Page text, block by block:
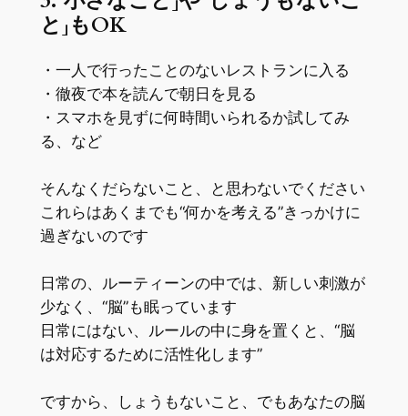
と」もOK
・一人で行ったことのないレストランに入る
・徹夜で本を読んで朝日を見る
・スマホを見ずに何時間いられるか試してみ
る、など
そんなくだらないこと、と思わないでください
これらはあくまでも“何かを考える”きっかけに
過ぎないのです
日常の、ルーティーンの中では、新しい刺激が
少なく、“脳”も眠っています
日常にはない、ルールの中に身を置くと、“脳
は対応するために活性化します”
ですから、しょうもないこと、でもあなたの脳